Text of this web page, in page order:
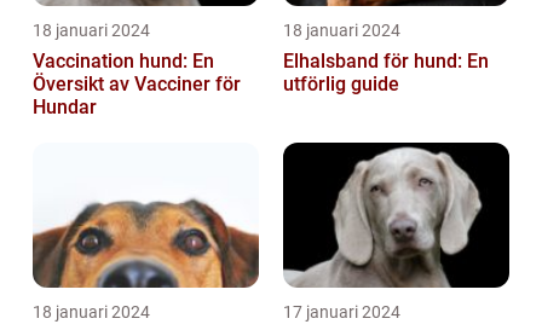
18 januari 2024
Vaccination hund: En
Översikt av Vacciner för
Hundar
18 januari 2024
Elhalsband för hund: En
utförlig guide
18 januari 2024 17 januari 2024